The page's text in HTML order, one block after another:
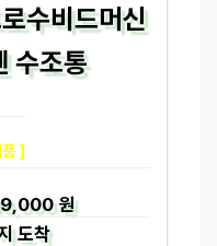
수비드머신
수조통
]
원
도착